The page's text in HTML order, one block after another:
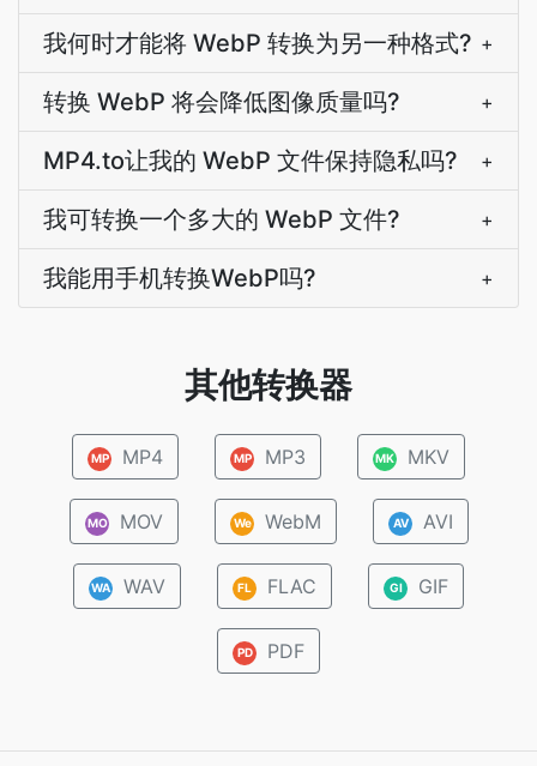
我何时才能将 WebP 转换为另一种格式? +
转换 WebP 将会降低图像质量吗? +
MP4.to让我的 WebP 文件保持隐私吗? +
我可转换一个多大的 WebP 文件? +
我能用手机转换WebP吗? +
其他转换器
MP MP4 MP MP3 MK MKV
MO MOV We WebM AV AVI
WA WAV FL FLAC GI GIF
PD PDF